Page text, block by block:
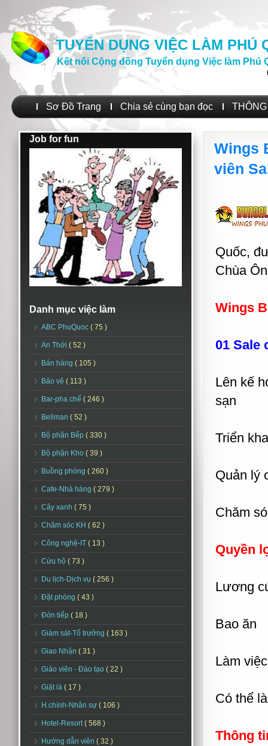
TUYỂN DỤNG VIỆC LÀM PHÚ
Kết nối Cộng đồng Tuyển dụng Việc làm Phú
Sơ Đồ Trang Chia sẻ cùng bạn đọc
Job for fun
Danh mục việc làm
ABC PhuQuoc ( 75 )
An Thới ( 52 )
Bán hàng ( 105 )
Bảo vệ ( 113 )
Bar-pha chế ( 246 )
Bellman ( 52 )
Bộ phận Bếp ( 330 )
Bộ phận Kho ( 39 )
Buồng phòng ( 260 )
Cafe-Nhà hàng ( 279 )
Cây xanh ( 75 )
Chăm sóc KH ( 62 )
Công nghệ-IT ( 13 )
Cứu hộ ( 73 )
Du lịch-Dịch vụ ( 256 )
Đặt phòng ( 43 )
Đón tiếp ( 18 )
Giám sát-Tổ trưởng ( 163 )
Giao Nhận ( 31 )
Giáo viên - Đào tạo ( 22 )
Giặt là ( 17 )
H.chính-Nhân sự ( 106 )
Hotel-Resort( 568 )
Hướng dẫn viên ( 32 )
Wings
viên
Quốc,
Chùa
Wings
01 Sale
Lên kế
sạn
Triển
Quản lý
Chăm
Quyền
Lương
Bao ăn
Làm
Có thể
Thông